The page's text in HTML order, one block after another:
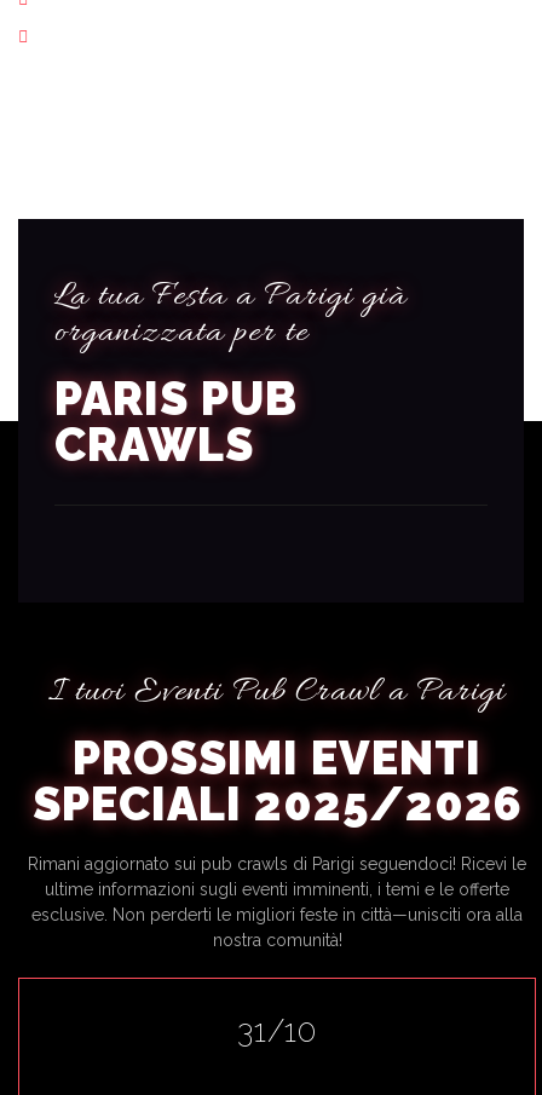
La tua Festa a Parigi già
organizzata per te
PARIS PUB
CRAWLS
I tuoi Eventi Pub Crawl a Parigi
PROSSIMI EVENTI
SPECIALI 2025/2026
Rimani aggiornato sui pub crawls di Parigi seguendoci! Ricevi le
ultime informazioni sugli eventi imminenti, i temi e le offerte
esclusive. Non perderti le migliori feste in città—unisciti ora alla
nostra comunità!
31/10